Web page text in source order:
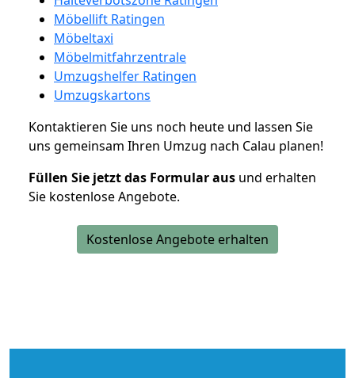
Möbellift Ratingen
Möbeltaxi
Möbelmitfahrzentrale
Umzugshelfer Ratingen
Umzugskartons
Kontaktieren Sie uns noch heute und lassen Sie
uns gemeinsam Ihren Umzug nach Calau planen!
Füllen Sie jetzt das Formular aus und erhalten
Sie kostenlose Angebote.
Kostenlose Angebote erhalten